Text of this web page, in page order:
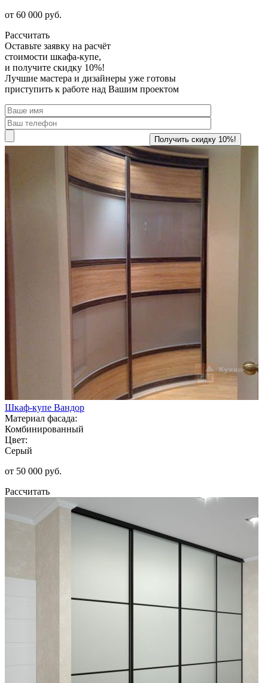
от 60 000 руб.
Рассчитать
Оставьте заявку на расчёт
стоимости шкафа-купе,
и получите скидку 10%!
Лучшие мастера и дизайнеры уже готовы
приступить к работе над Вашим проектом
Шкаф-купе Вандор
Материал фасада:
Комбинированный
Цвет:
Серый
от 50 000 руб.
Рассчитать